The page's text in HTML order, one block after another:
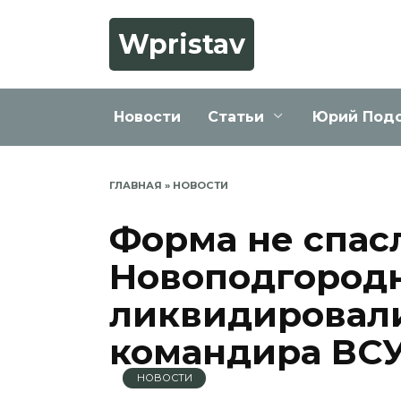
Wpristav
Новости Статьи Юрий
ГЛАВНАЯ » НОВОСТИ
Форма не
командира
НОВОСТИ